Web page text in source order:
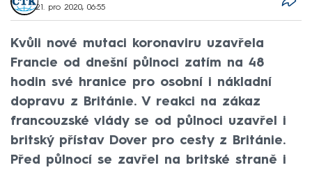
21. pro 2020, 06:55
Kvůli nové mutaci koronaviru uzavřela
Francie od dnešní půlnoci zatím na 48
hodin své hranice pro osobní i nákladní
dopravu z Británie. V reakci na zákaz
francouzské vlády se od půlnoci uzavřel i
britský přístav Dover pro cesty z Británie.
Před půlnocí se zavřel na britské straně i